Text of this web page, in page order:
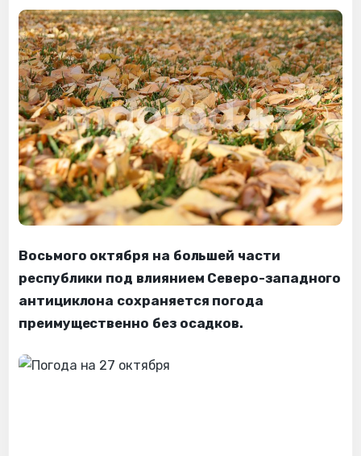
Восьмого октября на большей части
республики под влиянием Северо-западного
антициклона сохраняется погода
преимущественно без осадков.